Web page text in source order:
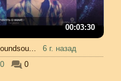
00:03:30
6 г. назад
0
0